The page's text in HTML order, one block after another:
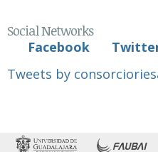
Social Networks
Facebook
Tweets by